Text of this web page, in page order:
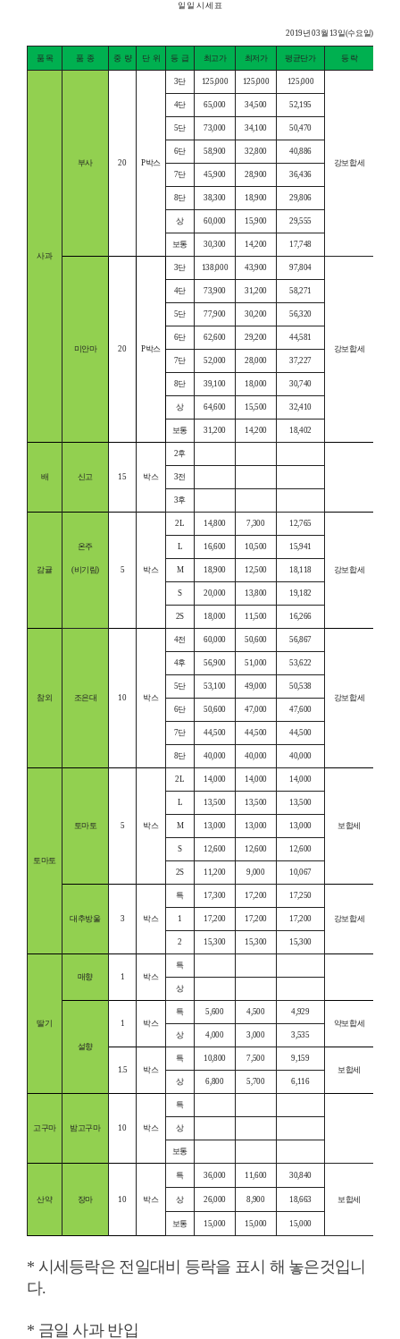
일 일 시 세 표
2019년 03월 13일(수요일)
품 목 품 종 중 량 단 위 등 급 최고가 최저가 평균단가 등 락
사과
부사 20 P박스
3단 125,000 125,000 125,000
강보합세
4단 65,000 34,500 52,195
5단 73,000 34,100 50,470
6단 58,900 32,800 40,886
7단 45,900 28,900 36,436
8단 38,300 18,900 29,806
상 60,000 15,900 29,555
보통 30,300 14,200 17,748
미안마 20 P박스
3단 138,000 43,900 97,804
강보합세
4단 73,900 31,200 58,271
5단 77,900 30,200 56,320
6단 62,600 29,200 44,581
7단 52,000 28,000 37,227
8단 39,100 18,000 30,740
상 64,600 15,500 32,410
보통 31,200 14,200 18,402
배 신고 15 박스
2후
3전
3후
감귤 5 박스
2L 14,800 7,300 12,765
강보합세
온주 L 16,600 10,500 15,941
(비기림) M 18,900 12,500 18,118
S 20,000 13,800 19,182
2S 18,000 11,500 16,266
참외 조은대 10 박스
4전 60,000 50,600 56,867
강보합세
4후 56,900 51,000 53,622
5단 53,100 49,000 50,538
6단 50,600 47,000 47,600
7단 44,500 44,500 44,500
8단 40,000 40,000 40,000
토마토
토마토 5 박스
2L 14,000 14,000 14,000
보합세
L 13,500 13,500 13,500
M 13,000 13,000 13,000
S 12,600 12,600 12,600
2S 11,200 9,000 10,067
대추방울 3 박스
특 17,300 17,200 17,250
강보합세
1 17,200 17,200 17,200
2 15,300 15,300 15,300
딸기
매향 1 박스
특
상
설향
1 박스
특 5,600 4,500
4,929
약보합세
상
4,000 3,000 3,535
1.5 박스
특 10,800 7,500
9,159
보합세
상
6,800 5,700 6,116
고구마 밤고구마 10 박스
특
상
보통
산약 장마 10 박스
특 36,000 11,600 30,840
보합세
상 26,000 8,900 18,663
보통 15,000 15,000 15,000
* 시세등락은 전일대비 등락을 표시 해 놓은것입니
다.
* 금일 사과 반입